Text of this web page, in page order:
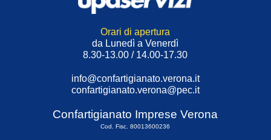
Orari di apertura
da Lunedì a Venerdì
8.30-13.00 / 14.00-17.30
info@confartigianato.verona.it
confartigianato.verona@pec.it
Confartigianato Imprese Verona
Cod. Fisc. 80013600236